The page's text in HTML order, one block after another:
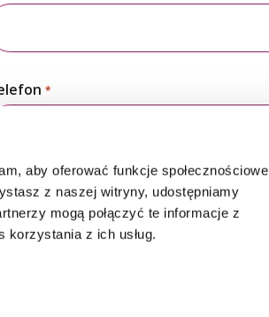
aby oferować funkcje społecznościowe
z naszej witryny, udostępniamy
mogą połączyć te informacje z
z ich usług.
*
*
Niestacjonarne